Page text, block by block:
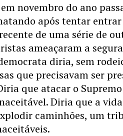
novembro do ano
após tentar
de uma série de
ameaçaram a
diria, sem
que precisavam ser
que atacar o
Diria que a
caminhões, um